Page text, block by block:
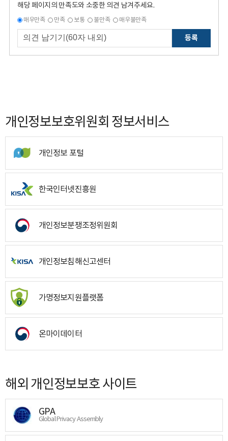
해당 페이지의 만족도와 소중한 의견 남겨주세요.
매우만족 만족 보통 불만족 매우불만족
등록
개인정보보호위원회 정보서비스
개인정보 포털
한국인터넷진흥원
개인정보분쟁조정위원회
개인정보침해신고센터
가명정보지원플랫폼
온마이데이터
해외 개인정보보호 사이트
GPA
Global Privacy Assembly